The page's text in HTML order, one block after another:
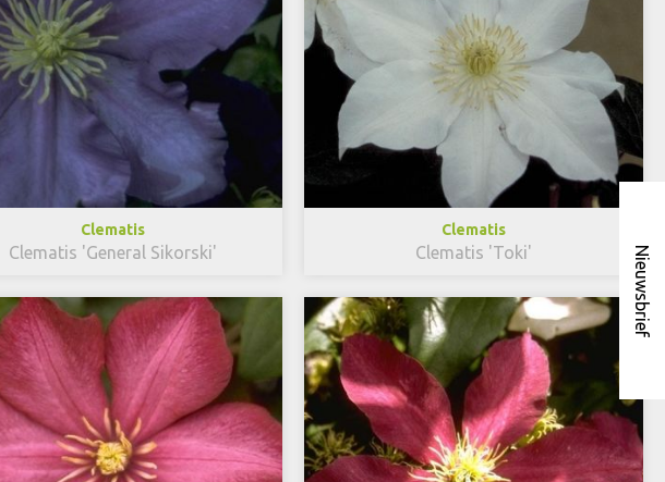
Clematis
Clematis 'General Sikorski'
Clematis
Clematis 'Toki' Nieuwsbrief